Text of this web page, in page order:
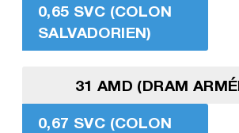
0,65 SVC (COLON
SALVADORIEN)
31 AMD (DRAM
0,67 SVC (COLON